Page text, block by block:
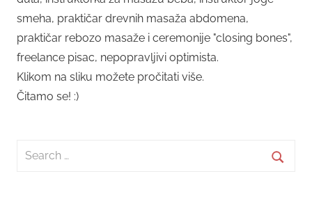
smeha, praktičar drevnih masaža abdomena,
praktičar rebozo masaže i ceremonije "closing bones",
freelance pisac, nepopravljivi optimista.
Klikom na sliku možete pročitati više.
Čitamo se! :)
Search